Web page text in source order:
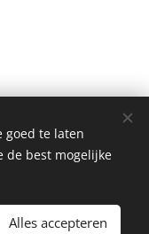
!
1.325 €
goed te laten
de best mogelijke
Alles accepteren